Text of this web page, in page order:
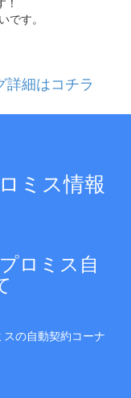
！
です。
詳細はコチラ
ミス情報
ロミス自
の自動契約コーナ